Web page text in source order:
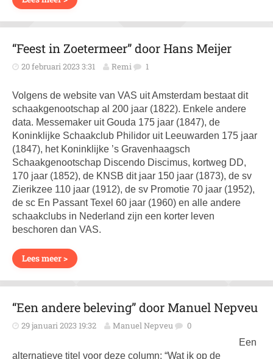
“Feest in Zoetermeer” door Hans Meijer
20 februari 2023 3:31 Remi 1
Volgens de website van VAS uit Amsterdam bestaat dit
schaakgenootschap al 200 jaar (1822). Enkele andere
data. Messemaker uit Gouda 175 jaar (1847), de
Koninklijke Schaakclub Philidor uit Leeuwarden 175 jaar
(1847), het Koninklijke ’s Gravenhaagsch
Schaakgenootschap Discendo Discimus, kortweg DD,
170 jaar (1852), de KNSB dit jaar 150 jaar (1873), de sv
Zierikzee 110 jaar (1912), de sv Promotie 70 jaar (1952),
de sc En Passant Texel 60 jaar (1960) en alle andere
schaakclubs in Nederland zijn een korter leven
beschoren dan VAS.
Lees meer >
“Een andere beleving” door Manuel Nepveu
29 januari 2023 19:32 Manuel Nepveu 0
Een
alternatieve titel voor deze column: “Wat ik op de